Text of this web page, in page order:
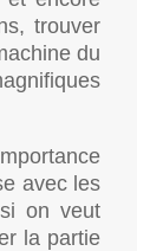
trouver
du
avec les
on veut
la partie